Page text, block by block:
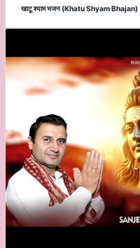
खाटू श्याम भजन (Khatu Shyam Bhajan)